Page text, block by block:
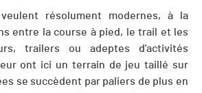
résolument modernes, à la
entre la course à pied, le trail et les
trailers ou adeptes d'activités
ont ici un terrain de jeu taillé sur
se succèdent par paliers de plus en